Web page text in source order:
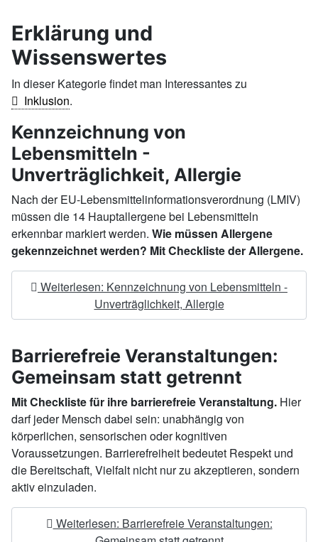
Erklärung und
Wissenswertes
In dieser Kategorie findet man Interessantes zu
Inklusion.
Kennzeichnung von
Lebensmitteln -
Unverträglichkeit, Allergie
Nach der EU-Lebensmittelinformationsverordnung (LMIV)
müssen die 14 Hauptallergene bei Lebensmitteln
erkennbar markiert werden. Wie müssen Allergene
gekennzeichnet werden? Mit Checkliste der Allergene.
Weiterlesen: Kennzeichnung von Lebensmitteln -
Unverträglichkeit, Allergie
Barrierefreie Veranstaltungen:
Gemeinsam statt getrennt
Mit Checkliste für ihre barrierefreie Veranstaltung. Hier
darf jeder Mensch dabei sein: unabhängig von
körperlichen, sensorischen oder kognitiven
Voraussetzungen. Barrierefreiheit bedeutet Respekt und
die Bereitschaft, Vielfalt nicht nur zu akzeptieren, sondern
aktiv einzuladen.
Weiterlesen: Barrierefreie Veranstaltungen: